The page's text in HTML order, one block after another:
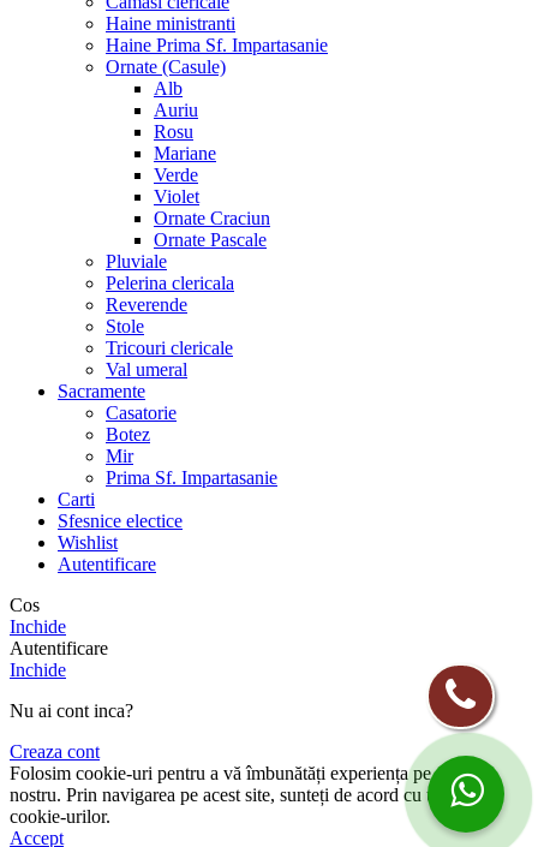
Haine ministranti
Haine Prima Sf. Impartasanie
Ornate (Casule)
Alb
Auriu
Rosu
Mariane
Verde
Violet
Ornate Craciun
Ornate Pascale
Pluviale
Pelerina clericala
Reverende
Stole
Tricouri clericale
Val umeral
Sacramente
Casatorie
Botez
Mir
Prima Sf. Impartasanie
Carti
Sfesnice electice
Wishlist
Autentificare
Cos
Inchide
Autentificare
Inchide
Nu ai cont inca?
Creaza cont
Folosim cookie-uri pentru a vă îmbunătăți experiența pe site-ul
nostru. Prin navigarea pe acest site, sunteți de acord cu utilizarea
cookie-urilor.
Accept